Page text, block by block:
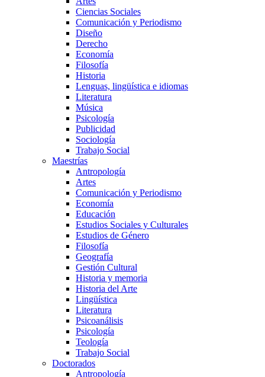
Ciencias Sociales
Comunicación y Periodismo
Diseño
Derecho
Economía
Filosofía
Historia
Lenguas, lingüística e idiomas
Literatura
Música
Psicología
Publicidad
Sociología
Trabajo Social
Maestrías
Antropología
Artes
Comunicación y Periodismo
Economía
Educación
Estudios Sociales y Culturales
Estudios de Género
Filosofía
Geografía
Gestión Cultural
Historia y memoria
Historia del Arte
Lingüística
Literatura
Psicoanálisis
Psicología
Teología
Trabajo Social
Doctorados
Antropología